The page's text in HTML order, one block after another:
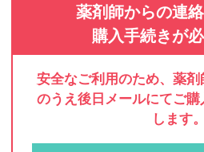
薬剤師からの連
購入手続きが必
安全なご利用のため、薬
のうえ後日メールにてご
します。